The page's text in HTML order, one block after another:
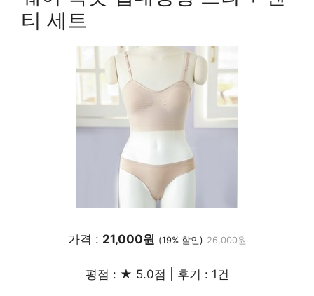
티 세트
가격 : 21,000원 (19% 할인) 26,000원
평점 : ★ 5.0점 | 후기 : 1건